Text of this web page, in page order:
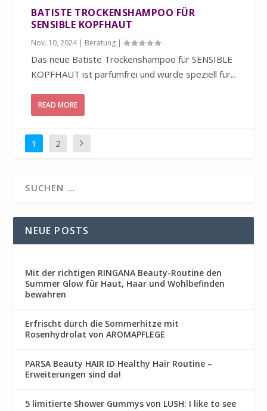
BATISTE TROCKENSHAMPOO FÜR
SENSIBLE KOPFHAUT
Nov. 10, 2024| Beratung |
Das neue Batiste Trockenshampoo für SENSIBLE
KOPFHAUT ist parfümfrei und wurde speziell für...
READ MORE
1 2
NEUE POSTS
Mit der richtigen RINGANA Beauty-Routine den
Summer Glow für Haut, Haar und Wohlbefinden
bewahren
Erfrischt durch die Sommerhitze mit
Rosenhydrolat von AROMAPFLEGE
PARSA Beauty HAIR ID Healthy Hair Routine –
Erweiterungen sind da!
5 limitierte Shower Gummys von LUSH: I like to see